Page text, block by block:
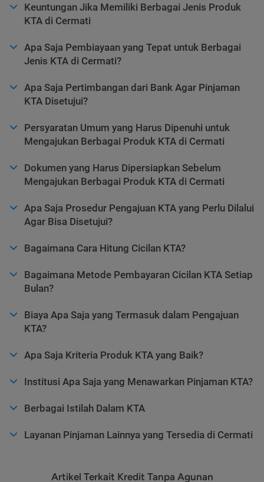
Keuntungan Jika Memiliki Berbagai Jenis Produk
KTA di Cermati
Apa Saja Pembiayaan yang Tepat untuk Berbagai
Jenis KTA di Cermati?
Apa Saja Pertimbangan dari Bank Agar Pinjaman
KTA Disetujui?
Persyaratan Umum yang Harus Dipenuhi untuk
Mengajukan Berbagai Produk KTA di Cermati
Dokumen yang Harus Dipersiapkan Sebelum
Mengajukan Berbagai Produk KTA di Cermati
Apa Saja Prosedur Pengajuan KTA yang Perlu Dilalui
Agar Bisa Disetujui?
Bagaimana Cara Hitung Cicilan KTA?
Bagaimana Metode Pembayaran Cicilan KTA Setiap
Bulan?
Biaya Apa Saja yang Termasuk dalam Pengajuan
KTA?
Apa Saja Kriteria Produk KTA yang Baik?
Institusi Apa Saja yang Menawarkan Pinjaman KTA?
Berbagai Istilah Dalam KTA
Layanan Pinjaman Lainnya yang Tersedia di Cermati
Artikel Terkait Kredit Tanpa Agunan